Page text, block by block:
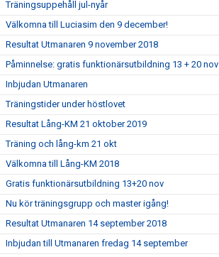
Träningsuppehåll jul-nyår
Välkomna till Luciasim den 9 december!
Resultat Utmanaren 9 november 2018
Påminnelse: gratis funktionärsutbildning 13 + 20 nov
Inbjudan Utmanaren
Träningstider under höstlovet
Resultat Lång-KM 21 oktober 2019
Träning och lång-km 21 okt
Välkomna till Lång-KM 2018
Gratis funktionärsutbildning 13+20 nov
Nu kör träningsgrupp och master igång!
Resultat Utmanaren 14 september 2018
Inbjudan till Utmanaren fredag 14 september